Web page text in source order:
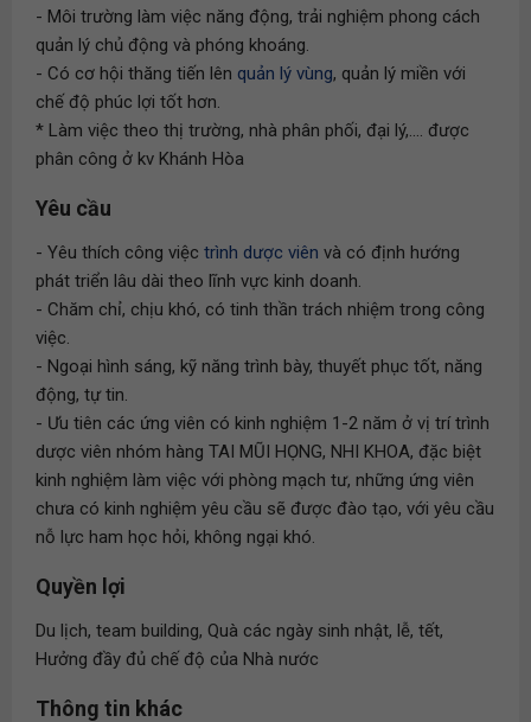
- Môi trường làm việc năng động, trải nghiệm phong cách
quản lý chủ động và phóng khoáng.
- Có cơ hội thăng tiến lên quản lý vùng, quản lý miền với
chế độ phúc lợi tốt hơn.
* Làm việc theo thị trường, nhà phân phối, đại lý,.... được
phân công ở kv Khánh Hòa
Yêu cầu
- Yêu thích công việc trình dược viên và có định hướng
phát triển lâu dài theo lĩnh vực kinh doanh.
- Chăm chỉ, chịu khó, có tinh thần trách nhiệm trong công
việc.
- Ngoại hình sáng, kỹ năng trình bày, thuyết phục tốt, năng
động, tự tin.
- Ưu tiên các ứng viên có kinh nghiệm 1-2 năm ở vị trí trình
dược viên nhóm hàng TAI MŨI HỌNG, NHI KHOA, đặc biệt
kinh nghiệm làm việc với phòng mạch tư, những ứng viên
chưa có kinh nghiệm yêu cầu sẽ được đào tạo, với yêu cầu
nỗ lực ham học hỏi, không ngại khó.
Quyền lợi
Du lịch, team building, Quà các ngày sinh nhật, lễ, tết,
Hưởng đầy đủ chế độ của Nhà nước
Thông tin khác